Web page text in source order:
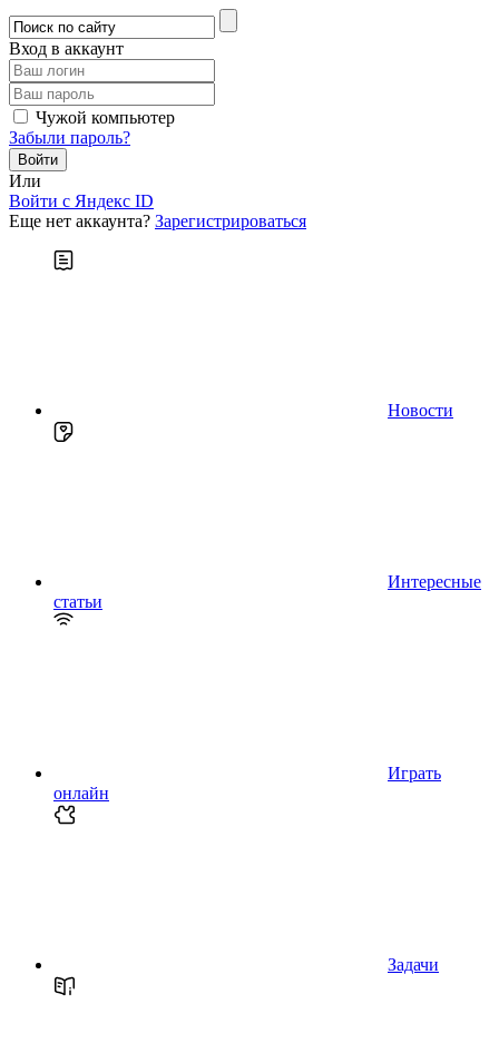
Вход в аккаунт
Чужой компьютер
Забыли пароль?
Или
Войти c Яндекс ID
Еще нет аккаунта? Зарегистрироваться
Новости
Интересные
статьи
Играть
онлайн
Задачи